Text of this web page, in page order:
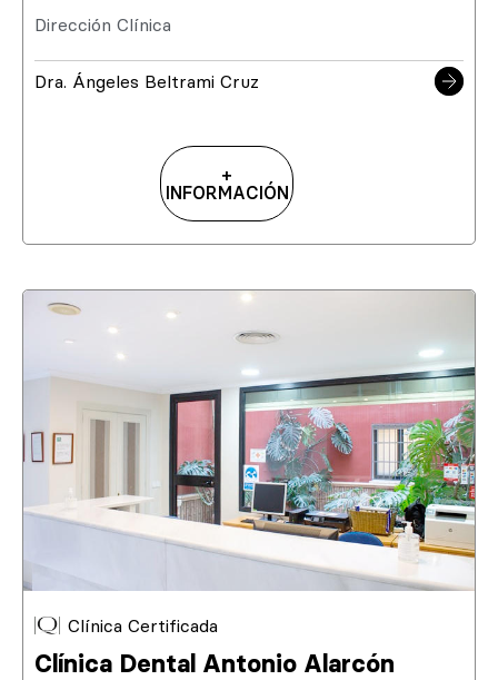
Dirección Clínica
Dra. Ángeles Beltrami Cruz
+
INFORMACIÓN
Clínica Certificada
Clínica Dental Antonio Alarcón